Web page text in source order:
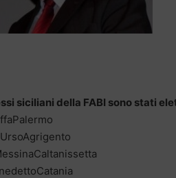
siciliani della FABI sono stati